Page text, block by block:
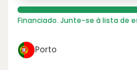
Financiado. Junte-se à lista de
Porto